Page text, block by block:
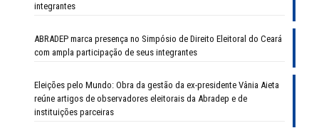
integrantes
ABRADEP marca presença no Simpósio de Direito Eleitoral do Ceará
com ampla participação de seus integrantes
Eleições pelo Mundo: Obra da gestão da ex-presidente Vânia Aieta
reúne artigos de observadores eleitorais da Abradep e de
instituições parceiras